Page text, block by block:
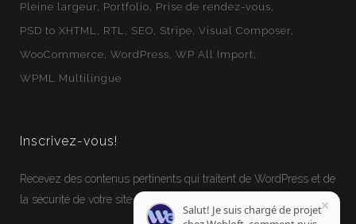
Pleine largeur Portfolio
Prise de rendez-vous
PSD to XHTML
RTL SEO Stripe Visual Composer
WooCommerce WordPress WP All Import
WPML Multilingue
Inscrivez-vous!
Recevez des contenus pertinents qui traitent de WordPress et de
la sécurité de votre site Internet.
×
Salut! Je suis chargé de projet